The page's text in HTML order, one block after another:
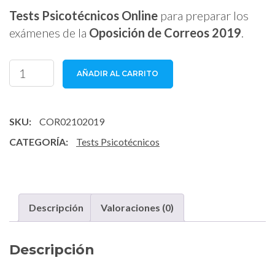
Tests Psicotécnicos Online para preparar los
exámenes de la Oposición de Correos 2019.
Tests
Psicotécnicos
2019
cantidad
AÑADIR AL CARRITO
SKU:
COR02102019
CATEGORÍA:
Tests Psicotécnicos
Descripción Valoraciones (0)
Descripción